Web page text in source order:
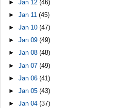
►Jan 12(46)
►Jan 11(45)
►Jan 10(47)
►Jan 09(49)
►Jan 08(48)
►Jan 07(49)
►Jan 06(41)
►Jan 05(43)
►Jan 04(37)